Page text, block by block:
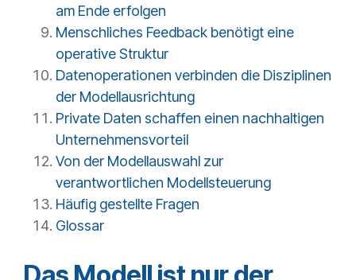
am Ende erfolgen
Menschliches Feedback benötigt eine
operative Struktur
Datenoperationen verbinden die Disziplinen
der Modellausrichtung
Private Daten schaffen einen nachhaltigen
Unternehmensvorteil
Von der Modellauswahl zur
verantwortlichen Modellsteuerung
Häufig gestellte Fragen
Glossar